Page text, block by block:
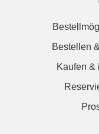
Bestellen
Kaufen &